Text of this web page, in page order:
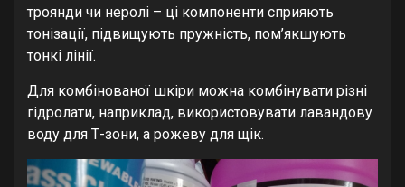
троянди чи неролі – ці компоненти сприяють
тонізації, підвищують пружність, пом’якшують
тонкі лінії.
Для комбінованої шкіри можна комбінувати різні
гідролати, наприклад, використовувати лавандову
воду для Т-зони, а рожеву для щік.